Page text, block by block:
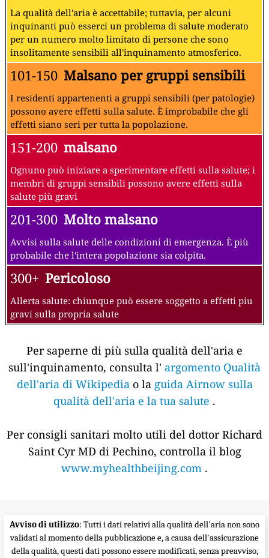
La qualità dell'aria è accettabile; tuttavia, per alcuni
inquinanti può esserci un problema di salute moderato
per un numero molto limitato di persone che sono
insolitamente sensibili all'inquinamento atmosferico.
101-150 Malsano per gruppi sensibili
I residenti appartenenti a gruppi sensibili (per patologie)
possono avere effetti sulla salute. È improbabile che gli
effetti siano seri per tutta la popolazione.
151-200 malsano
Ognuno può iniziare a sperimentare effetti sulla salute; i
membri di gruppi sensibili possono avere effetti sulla
salute più gravi
201-300 Molto malsano
Avvisi sulla salute delle condizioni di emergenza. È più
probabile che l'intera popolazione sia colpita.
300+ Pericoloso
Allerta salute: chiunque può essere soggetto a effetti piu
gravi sulla propria salute
Per saperne di più sulla qualità dell'aria e
sull'inquinamento, consulta l' argomento Qualità
dell'aria di Wikipediao la guida Airnow sulla
qualità dell'aria e la tua salute .
Per consigli sanitari molto utili del dottor Richard
Saint Cyr MD di Pechino, controlla il blog
www.myhealthbeijing.com .
Avviso di utilizzo: Tutti i dati relativi alla qualità dell'aria non sono
validati al momento della pubblicazione e, a causa dell'assicurazione
della qualità, questi dati possono essere modificati, senza preavviso,